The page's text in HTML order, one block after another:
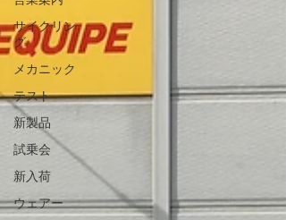
サイクリン
グ
メカニック
テスト
新製品
試乗会
新入荷
ウェアー